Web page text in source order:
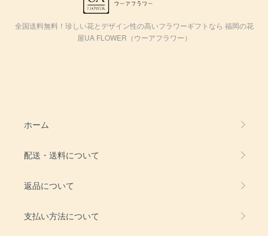
全国送料無料！珍しい花とデザイン性の高いフラワーギフトなら 福岡の花
屋UA FLOWER（ウーアフラワー）
ホーム
配送・送料について
返品について
支払い方法について